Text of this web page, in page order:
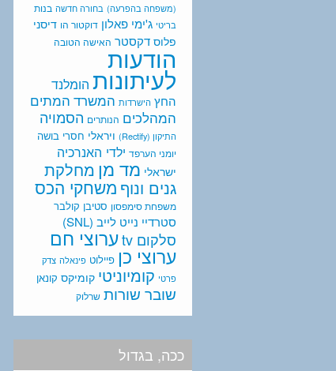
(משפחה בהפרעה) בחורה חדשה בנות
בריטי ג'ימי פאלון דוקטור הו דיסני
פלוס דקסטר האישה הטובההודעות
לעיתונות הומלנד
החץ הישרדות המשרד המתים
המהלכים הנותרים הסמויה
התיקון (Rectify) ויראלי חסרי בושה
יומני הערפד ילדי האנרכיה
ישראלי מד מן מחלקת
גנים ונוף משחקי הכס
משפחת סימפסון סטיבן קולבר
סטרדיי נייט לייב (SNL)
סלקום tv ערוצי חם
ערוצי כן פיילוט פינאלה צדק
פרטי קומיוניטי קומיקס קונאן
שובר שורות שרלוק
ככה, בגדול